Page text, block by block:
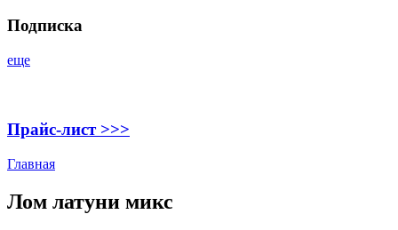
Подписка
еще
Прайс-лист >>>
Главная
Лом латуни микс